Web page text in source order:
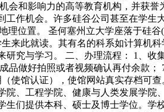
和影响力的高等教育机构，并获
作机会。许多硅谷公司甚至在学
位置。 圣何塞州立大学座落于硅谷
来此就读。其有名的科系如计算机
究与学习。 二、办理流程： 1、
品做好拍照或者视频确认再付余款
使馆认证），使馆网站真实存档可
、工程学院、健康与人类发展学
们提供本科、硕士及博士学位。学